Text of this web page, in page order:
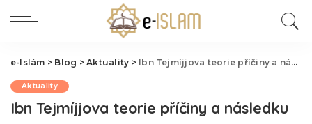
e-Islám > Blog >Aktuality > Ibn Tejmíjjova teorie příčiny a následku
Aktuality
Ibn Tejmíjjova teorie příčiny a následku